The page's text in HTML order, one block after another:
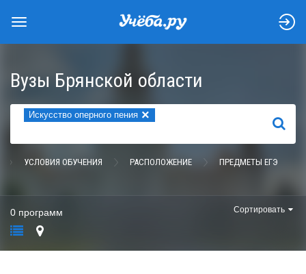
Вузы Брянской области
Искусство оперного пения ×
НАЙТИ
УСЛОВИЯ ОБУЧЕНИЯ РАСПОЛОЖЕНИЕ ПРЕДМЕТЫ ЕГЭ
0 программ Сортировать